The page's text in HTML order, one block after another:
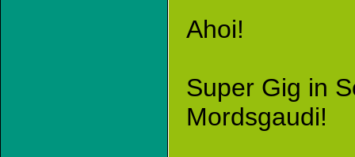
Ahoi!
Super Gig in
Mordsgaudi!